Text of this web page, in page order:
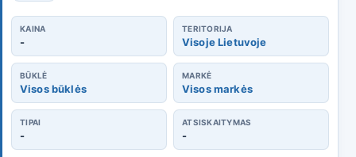
KAINA
-
TERITORIJA
Visoje Lietuvoje
BŪKLĖ
Visos būklės
MARKĖ
Visos markės
TIPAI
-
ATSISKAITYMAS
-